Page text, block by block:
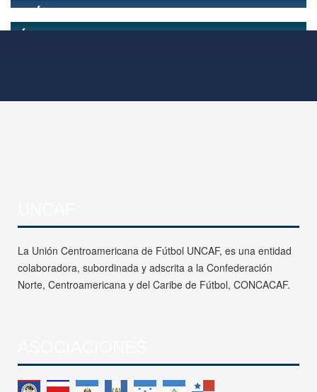
La Unión Centroamericana de Fútbol UNCAF, es una entidad
colaboradora, subordinada y adscrita a la Confederación
Norte, Centroamericana y del Caribe de Fútbol, CONCACAF.